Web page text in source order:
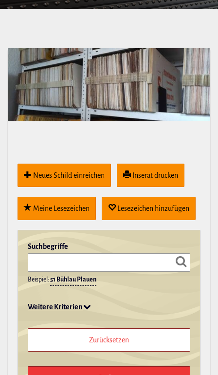
Neues Schild ein­rei­chen Inserat drucken
Meine Lese­zei­chen Lese­zei­chen hin­zu­fügen
Such­be­griffe
Beispiel: 51 Bühlau Plauen
Weitere Kriterien